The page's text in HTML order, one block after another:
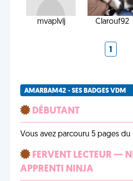
mvaplvlj Clarouf92
1
AMARBAM42 - SES BADGES VDM
DÉBUTANT
Vous avez parcouru 5 pages
FERVENT LECTEUR —
APPRENTI NINJA